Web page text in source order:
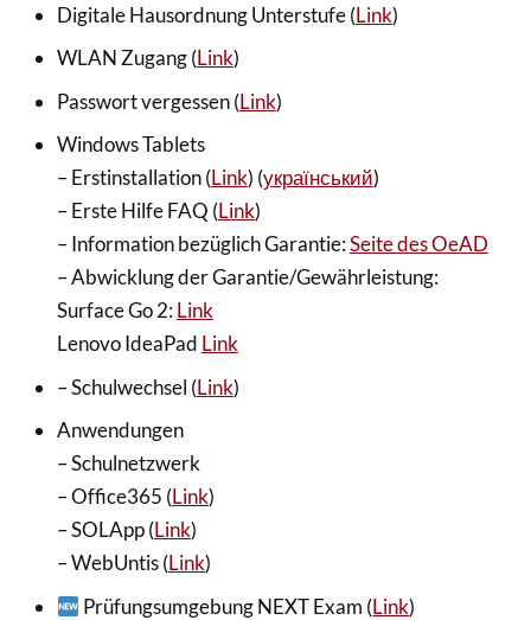
Digitale Hausordnung Unterstufe (Link)
WLAN Zugang (Link)
Passwort vergessen (Link)
Windows Tablets
– Erstinstallation (Link) (український)
– Erste Hilfe FAQ (Link)
– Information bezüglich Garantie:Seite des OeAD
– Abwicklung der Garantie/Gewährleistung:
Surface Go 2:Link
Lenovo IdeaPad Link
– Schulwechsel (Link)
Anwendungen
– Schulnetzwerk
– Office365 (Link)
– SOLApp (Link)
– WebUntis (Link)
Prüfungsumgebung NEXT Exam (Link)